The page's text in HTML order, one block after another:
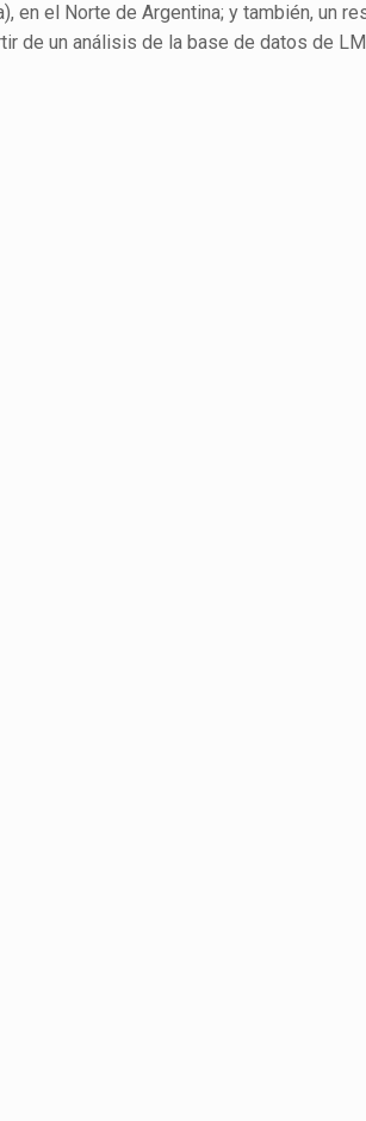
en el Norte de Argentina; y también, un
de un análisis de la base de datos de